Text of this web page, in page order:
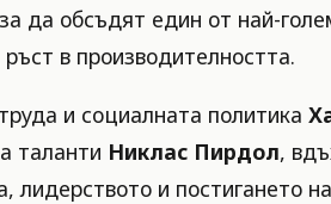
да обсъдят един от най-
в производителността.
и социалната политика
таланти Никлас Пирдол,
и постигането